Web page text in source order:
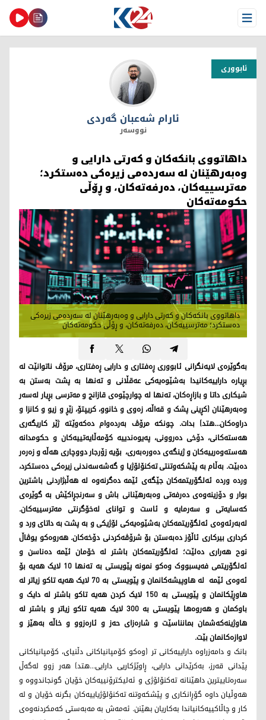
Open Menu
ئابووری
ئارام شەعبان گەردی
ئارام شەعبان گەردی
نووسەر
داهاتووی بانكەکان و کەرتی دارایی و
وەبەرهێنان لە سەردەمی زیرەکی دەستكرد؛
مەترسییەكان، دەرفەتەكان، و ڕۆڵی
حکومەتەکان
داهاتووی بانكەکان و کەرتی دارایی و وەبەرهێنان لە سەردەمی زیرەکی
دەستكرد؛ مەترسییەكان، دەرفەتەكان، و ڕۆڵی حکومەتەکان
بەگوێرەی لایەنگرانی ئابووری ڕەفتاری و دارایی ڕەفتاری، مرۆڤ ناتوانێت لە
بڕیارە داراییەکانیدا بەشێوەیەکی عەقڵانی و تەنها بە پشت بەستن بە
شیکاری داتا و بازاڕەکان، تەنها لە چوارچێوەی قازانج و مەترسی بڕیار لەسەر
وەبەرهێنان (کڕینی پشک و قەاڵە، زەوی و خانوو، کریپتۆ، زێڕ و زیو و کانزا و
دراوەکان...هتد) بدات. چونکە مرۆڤ بەردەوام دەکەوێتە ژێر کاریگەری
هەستەکانی، دۆخی دەروونی، پەیوەندییە کۆمەڵایەتییەکان و حکومدانە
هەستەوەرییەکان و ژینگەی دەورەبەری، بۆیە زۆرجار دووچاری هەڵە و زەرەر
دەبێت. بەڵام بە پێشکەوتنتی تەکنۆلۆژیا و گەشەسەندنی زیرەکی دەستکرد،
وردە وردە ئەلگۆریتمەکان جێگەی ئێمە دەگرنەوە لە هەڵبژاردنی باشترین
بوار و دۆزینەوەی دەرفەتی وەبەرهێنانی باش و سەرنجڕاکێش بە گوێرەی
کەسایەتی و سەرمایە و ئاست و توانای لەخۆگرنتی مەترسییەکان.
لەبەرئەوەی ئەلگۆریتمەکان بەشێوەیەکی لۆژیکی و بە پشت بە داتای ورد و
کرداری بیرکاری ئاڵۆز دەبەستن بۆ شرۆڤەکردنی دۆخەکان. هەروەکو یوڤاڵ
نوح هەراری دەلێت؛ ئەلگۆریتمەکان باشتر لە خۆمان ئێمە دەناسن و
ئەلگۆریتمی فەیسبووک وەکو نمونە پێویستی بە تەنها ١٠ لایک هەیە بۆ
ئەوەی ئێمە لە هاوپیشەکانمان و پێویستی بە 70 لایک هەیە تاکو زیاتر لە
هاوڕێکانمان و پێویستی بە ١٥٠ لایک کردن هەیە تاکو باشتر لە دایک و
باوکمان و هەروەها پێویستی بە 300 لایک هەیە تاکو زیاتر و باشتر لە
هاوژینەکەشمان بمانناسێت و شارەزای حەز و ئارەزوو و خاڵە بەهێز و
لاوازەکانمان بێت.
بانک و دامەزراوە داراییەکانی تر (وەکو کۆمپانیاکانی دڵنیای، کۆمپانیاکانی
پێدانی قەرز، بەکرێدانی دارایی، ڕاوێژکاریی دارایی...هتد) هەر زوو لەگەڵ
سەرەتاییترین داهێنانە تەکنۆلۆژی و ئەلیکترۆنییەکان خۆیان گونجاندووە و
هەوڵیان داوە گۆڕانکاری و پێشکەوتنە تەکنۆلۆژیاییەکان بگرنە خۆیان و لە
کار و چاڵاکییەکانیاندا بەکاریان بهێنن. ئەمەش بە مەبەستی کەمکردنەوەی